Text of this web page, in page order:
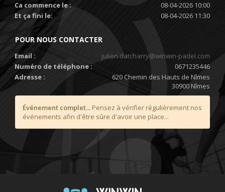
Ca commence le :
08-04-2026 10:00
Et ça fini le:
08-04-2026 11:30
POUR NOUS CONTACTER
Email :
julien.datcharry@winwin-padel.com
Numéro de téléphone :
0671235446
Adresse :
620 Chemin des Hauts de Nîmes
30900 Nîmes
Événement complet... Pensez à vérifier régulièrement nos
événements afin d'être sûre d'avoir une place...